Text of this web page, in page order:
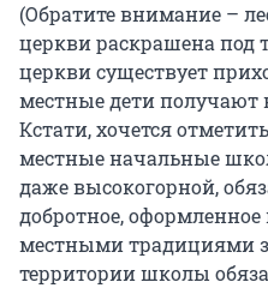
(Обратите внимание –
церкви раскрашена под
церкви существует
местные дети получают
Кстати, хочется
местные начальные
даже высокогорной,
добротное, оформленное
местными традициями
территории школы